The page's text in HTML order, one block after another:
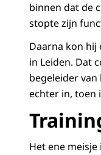
binnen dat de
stopte zijn
Daarna kon hij
in Leiden. Dat
begeleider
echter in, toen
Het ene